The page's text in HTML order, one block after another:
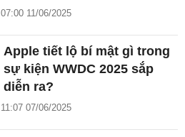
07:00 11/06/2025
Apple tiết lộ bí mật gì trong
sự kiện WWDC 2025 sắp
diễn ra?
11:07 07/06/2025